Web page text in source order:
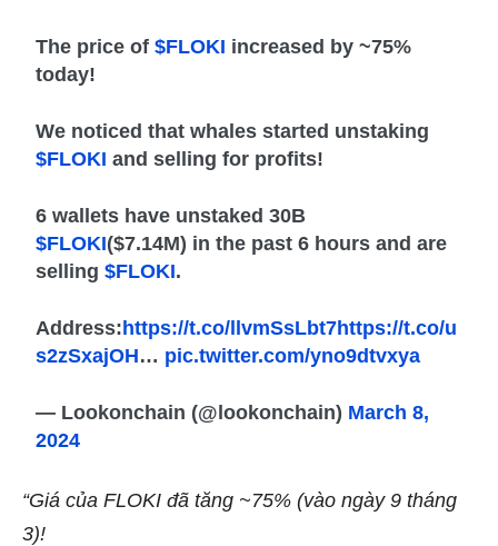
The price of$FLOKI increased by ~75%
today!
We noticed that whales started unstaking
$FLOKI and selling for profits!
6 wallets have unstaked 30B
$FLOKI($7.14M) in the past 6 hours and are
selling$FLOKI.
Address:https://t.co/llvmSsLbt7https://t.co/u
s2zSxajOH… pic.twitter.com/yno9dtvxya
— Lookonchain (@lookonchain) March 8,
2024
“Giá của FLOKI đã tăng ~75% (vào ngày 9 tháng
3)!